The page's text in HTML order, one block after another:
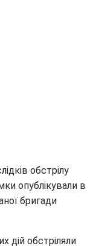
обстрілу
опублікували в
бригади
дій обстріляли